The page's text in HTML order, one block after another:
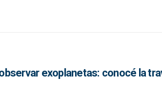
exoplanetas: conocé la